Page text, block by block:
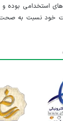
استخدامی بوده و
خود نسبت به